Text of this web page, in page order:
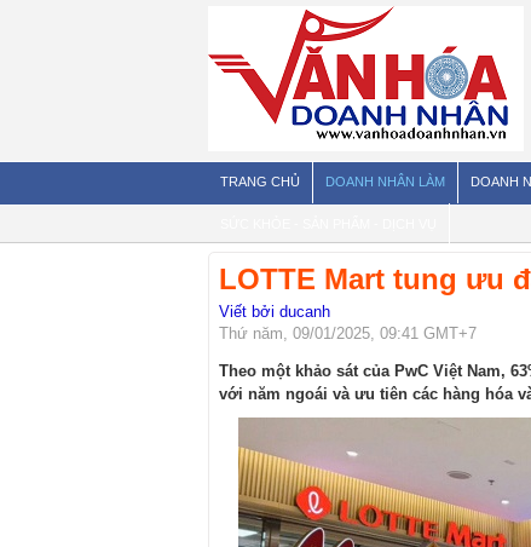
TRANG CHỦ DOANH NHÂN LÀM DOANH
LOTTE Mart tung ưu
Viết bởi ducanh
Thứ năm, 09/01/2025, 09:41 GMT+7
Theo một khảo sát của PwC Việt Nam,
với năm ngoái và ưu tiên các hàng hóa